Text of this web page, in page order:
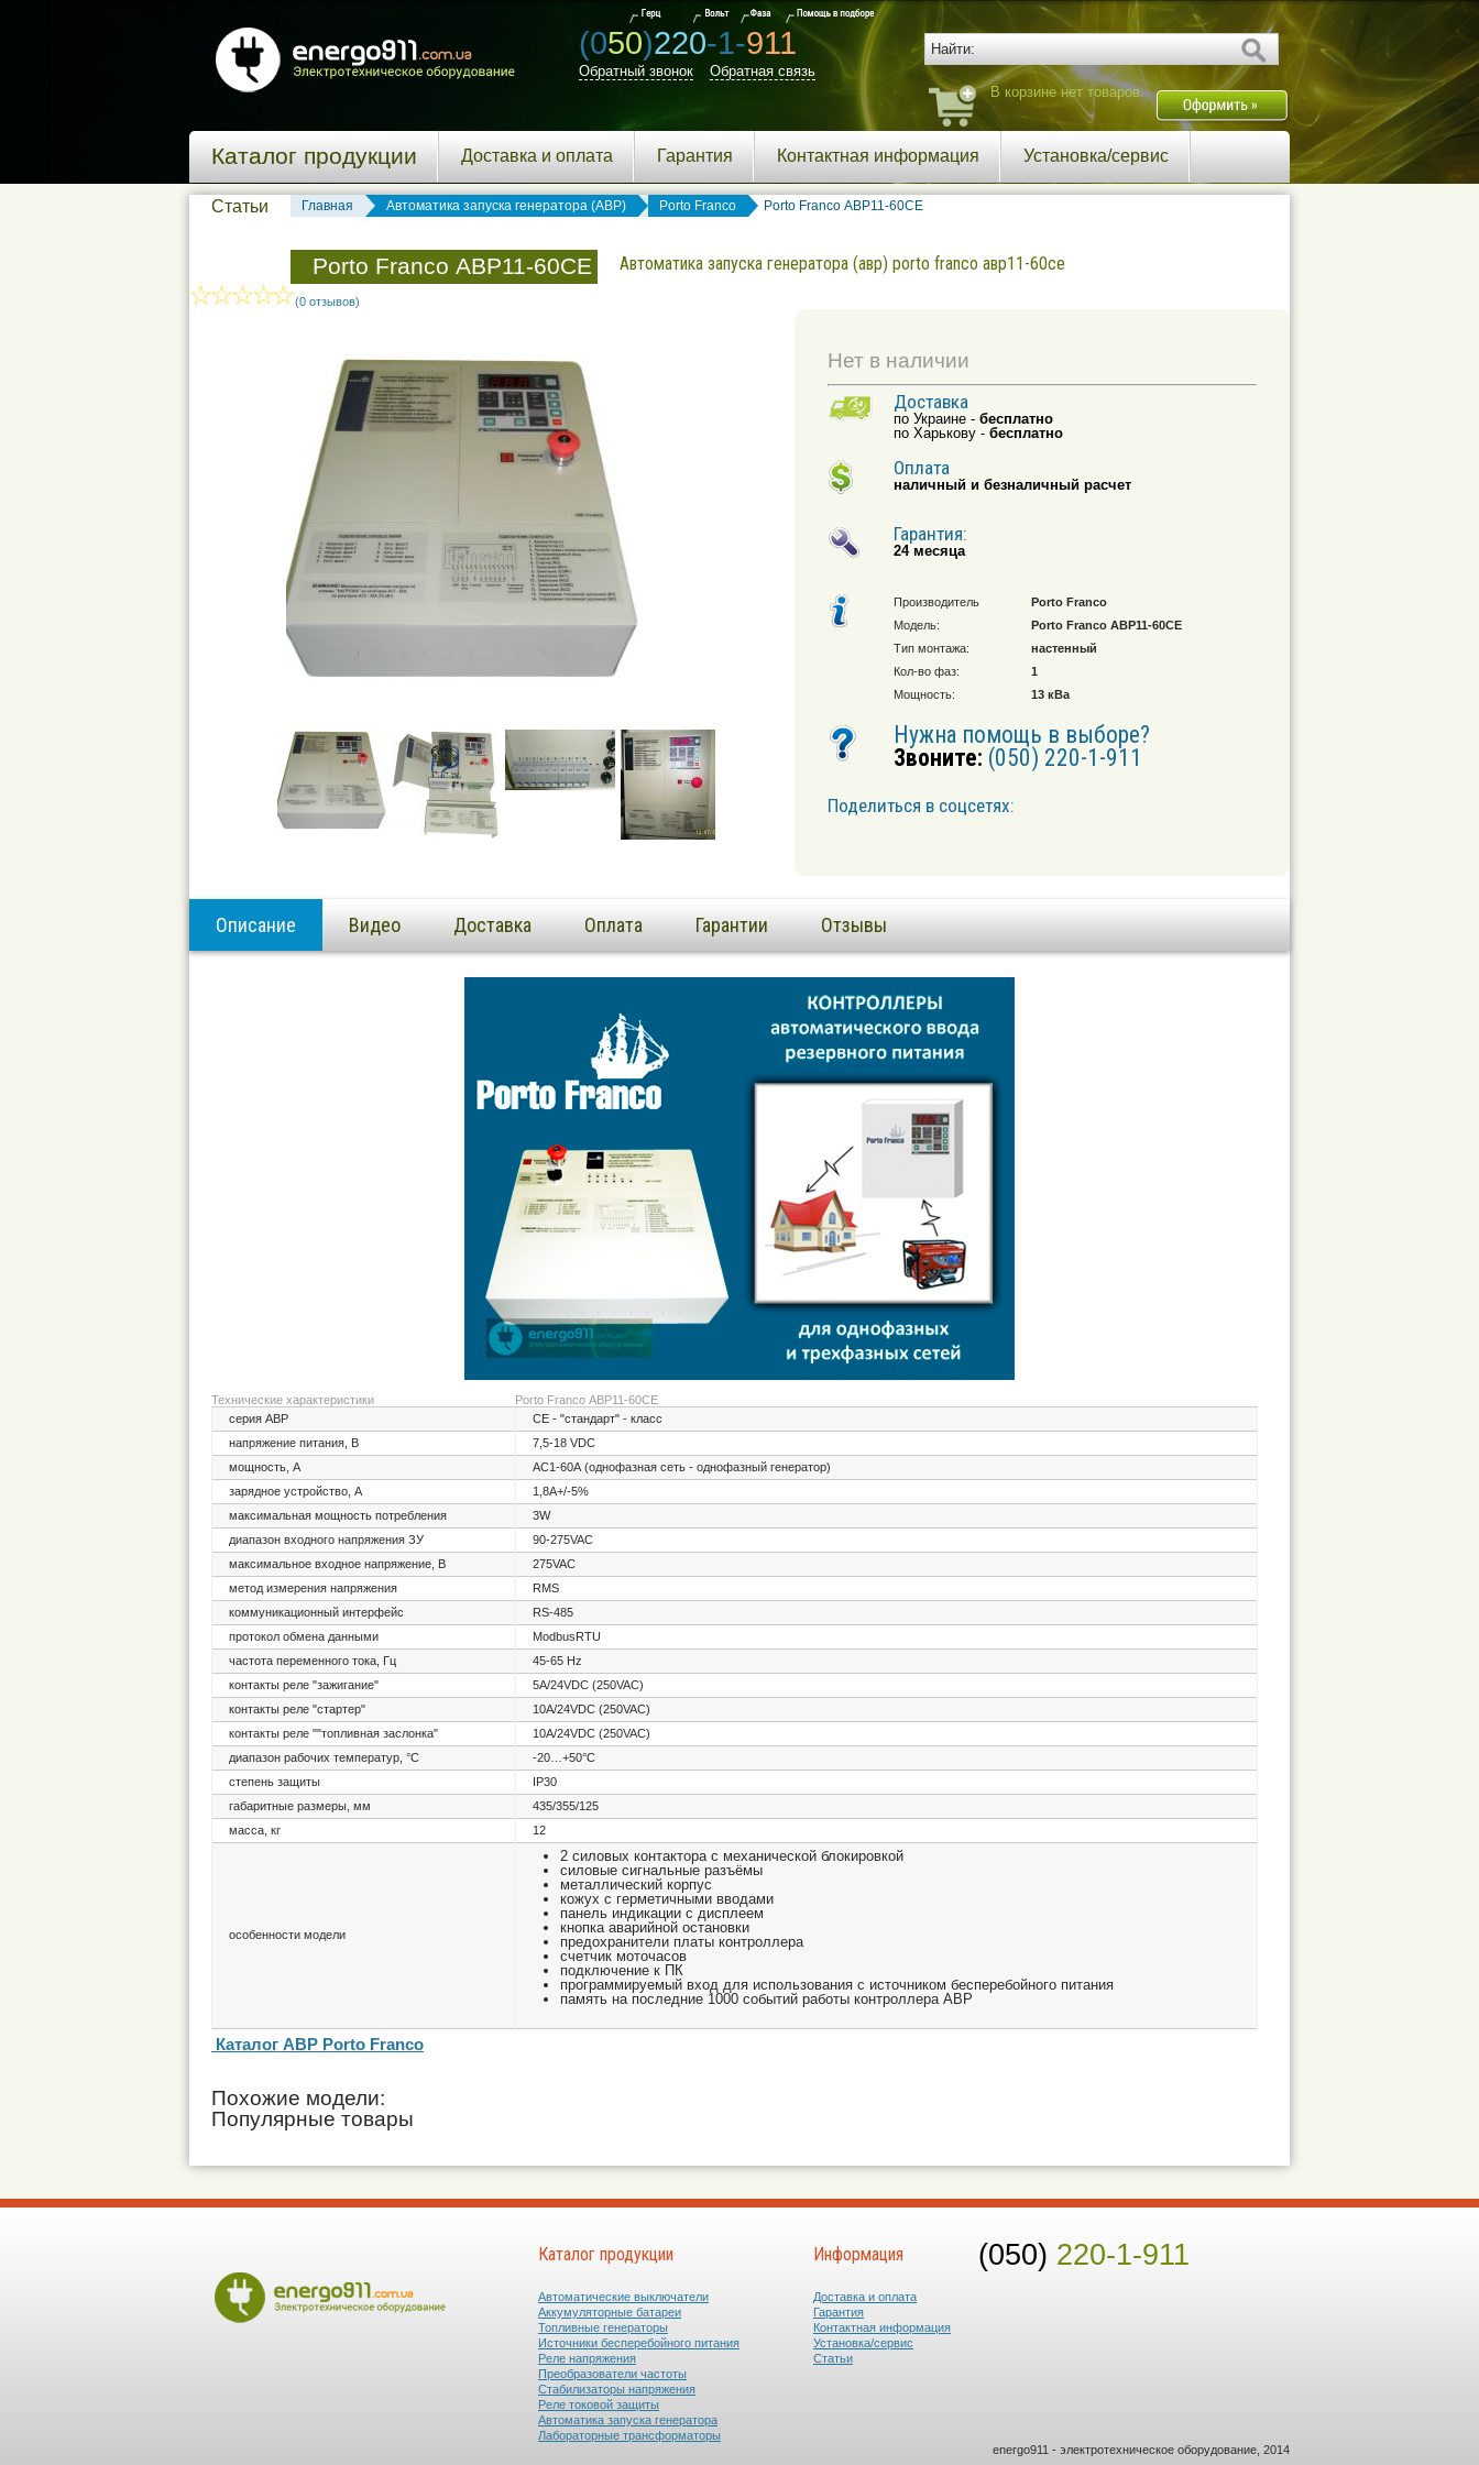
(050)220-1-911
Обратный звонок
Обратная связь
В корзине нет товаров.
Каталог продукции Доставка и оплата Гарантия Контактная информация Установка/сервис
Статьи Главная Автоматика запуска генератора (АВР) Porto Franco Porto Franco АВР11-60СЕ
Porto Franco АВР11-60СЕ Автоматика запуска генератора (авр) porto franco авр11-60се
(0 отзывов)
Нет в наличии
Доставка
по Украине - бесплатно
по Харькову - бесплатно
Оплата
наличный и безналичный расчет
Гарантия:
24 месяца
Производитель
Porto Franco
Модель:
Porto Franco АВР11-60СЕ
Тип монтажа:
настенный
Кол-во фаз:
1
Мощность:
13 кВа
Нужна помощь в выборе?
Звоните: (050) 220-1-911
Поделиться в соцсетях:
Описание Видео Доставка Оплата Гарантии Отзывы
Технические характеристики
Porto Franco АВР11-60СЕ
серия АВР
СЕ - "стандарт" - класс
напряжение питания, В
7,5-18 VDC
мощность, А
АС1-60А (однофазная сеть - однофазный генератор)
зарядное устройство, А
1,8А+/-5%
максимальная мощность потребления
3W
диапазон входного напряжения ЗУ
90-275VAC
максимальное входное напряжение, В
275VAC
метод измерения напряжения
RMS
коммуникационный интерфейс
RS-485
протокол обмена данными
ModbusRTU
частота переменного тока, Гц
45-65 Hz
контакты реле "зажигание"
5А/24VDC (250VAC)
контакты реле "стартер"
10А/24VDC (250VAC)
контакты реле ""топливная заслонка"
10А/24VDC (250VAC)
диапазон рабочих температур, °С
-20…+50°С
степень защиты
IP30
габаритные размеры, мм
435/355/125
масса, кг
12
особенности модели
2 силовых контактора с механической блокировкой
силовые сигнальные разъёмы
металлический корпус
кожух с герметичными вводами
панель индикации с дисплеем
кнопка аварийной остановки
предохранители платы контроллера
счетчик моточасов
подключение к ПК
программируемый вход для использования с источником бесперебойного питания
память на последние 1000 событий работы контроллера АВР
Каталог АВР Porto Franco
Похожие модели:
Популярные товары
Каталог продукции
Автоматические выключатели
Аккумуляторные батареи
Топливные генераторы
Источники бесперебойного питания
Реле напряжения
Преобразователи частоты
Стабилизаторы напряжения
Реле токовой защиты
Автоматика запуска генератора
Лабораторные трансформаторы
Информация
Доставка и оплата
Гарантия
Контактная информация
Установка/сервис
Статьи
(050) 220-1-911
energo911 - электротехническое оборудование, 2014